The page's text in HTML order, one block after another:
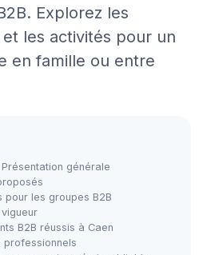
Explorez les
les activités pour un
en famille ou entre
générale
les groupes B2B
B2B réussis à Caen
professionnels